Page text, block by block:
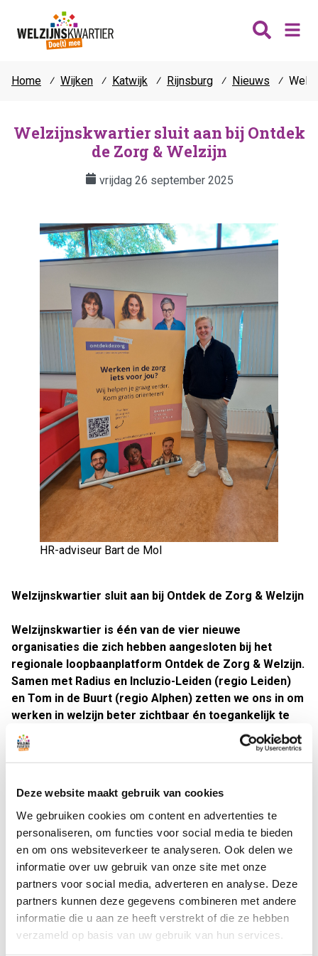
Deze website maakt gebruik van cookies
We gebruiken cookies om content en advertenties te
personaliseren, om functies voor social media te bieden
en om ons websiteverkeer te analyseren. Ook delen we
informatie over uw gebruik van onze site met onze
partners voor social media, adverteren en analyse. Deze
partners kunnen deze gegevens combineren met andere
informatie die u aan ze heeft verstrekt of die ze hebben
verzameld op basis van uw gebruik van hun services.
Katwijk
Noordwijk
Lisse
Teylingen
Thema's
Vrijwilligers
Verhuur
Contact
Home ⁄ Wijken ⁄ Katwijk ⁄ Rijnsburg ⁄ Nieuws ⁄
Welzijnskwartier sluit aan bij Ontdek
de Zorg & Welzijn
vrijdag 26 september 2025
Welzijnskwartier sluit aan bij Ontdek de Zorg & Welzijn
Welzijnskwartier is één van de vier nieuwe
organisaties die zich hebben aangesloten bij het
regionale loopbaanplatform Ontdek de Zorg & Welzijn.
Samen met Radius en Incluzio-Leiden (regio Leiden)
en Tom in de Buurt (regio Alphen) zetten we ons in om
werken in welzijn beter zichtbaar én toegankelijk te
maken.
Waarom dit belangrijk is
welzijn. In een sector waar tekorten en uitstroom oplopen,
is het cruciaal dat er blijvend wordt gewerkt aan instroom
van nieuwe collega's. En dit is precies waar het platform
Ontdek de Zorg & Welzijn als onderdeel van de
werkgeversverenigingZWconnect zich voor inzet.
Zeker voor zij-instromers interessant
Bij Ontdek de Zorg & Welzijn kunnen geïnteresseerden zich
vrijblijvend en kosteloos oriënteren op een loopbaan in de
HR-adviseur Bart de Mol